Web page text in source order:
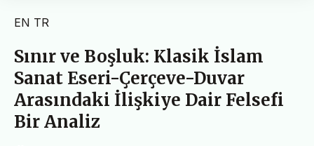
EN TR
Sınır ve Boşluk: Klasik İslam
Sanat Eseri-Çerçeve-Duvar
Arasındaki İlişkiye Dair Felsefi
Bir Analiz